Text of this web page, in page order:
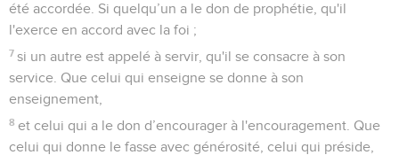
été accordée. Si quelqu’un a le don de prophétie, qu'il
l'exerce en accord avec la foi ;
7 si un autre est appelé à servir, qu'il se consacre à son
service. Que celui qui enseigne se donne à son
enseignement,
8 et celui qui a le don d’encourager à l'encouragement. Que
celui qui donne le fasse avec générosité, celui qui préside,